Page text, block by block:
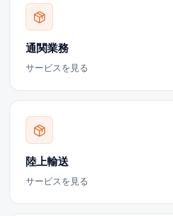
通関業務
サービスを見る
陸上輸送
サービスを見る